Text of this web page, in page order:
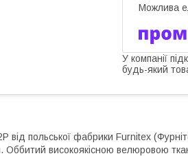
У компанії
будь-який
від польської фабрики Furnitex
Оббитий високоякісною велюровою